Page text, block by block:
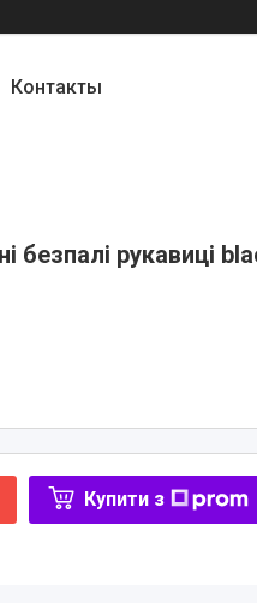
Контакты
безпалі рукавиці
Купити з